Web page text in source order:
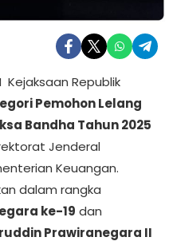
Kejaksaan Republik
Pemohon Lelang
Bandha Tahun 2025
Jenderal
Keuangan.
dalam rangka
ke-19 dan
Prawiranegara II